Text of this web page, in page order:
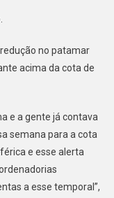
no patamar
acima da cota de
e a gente já contava
semana para a cota
e esse alerta
a esse temporal”,